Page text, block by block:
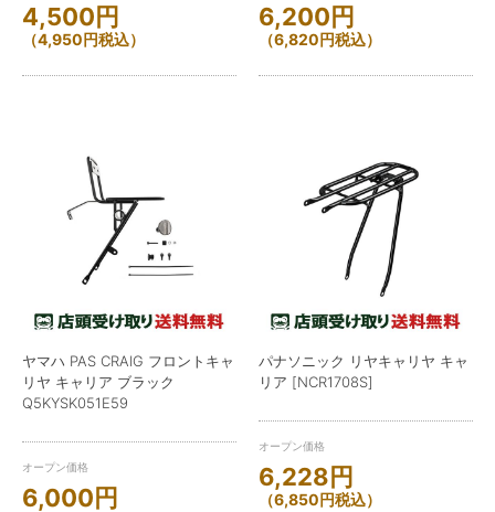
4,500円
（4,950円税込）
6,200円
（6,820円税込）
ヤマハ PAS CRAIG フロントキャ
リヤ キャリア ブラック
Q5KYSK051E59
オープン価格
6,000円
パナソニック リヤキャリヤ キャ
リア [NCR1708S]
オープン価格
6,228円
（6,850円税込）